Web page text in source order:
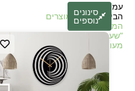
עמוד
הבית/חנות/ מוצרים
המתויגים
“שעונים
מעוצבים”
סינונים
נוספים